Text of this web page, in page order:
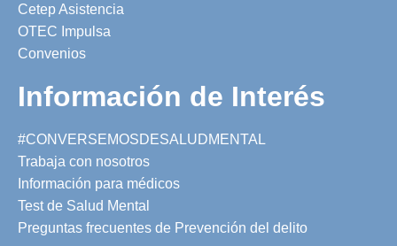
Cetep Asistencia
OTEC Impulsa
Convenios
Información de Interés
#CONVERSEMOSDESALUDMENTAL
Trabaja con nosotros
Información para médicos
Test de Salud Mental
Preguntas frecuentes de Prevención del delito